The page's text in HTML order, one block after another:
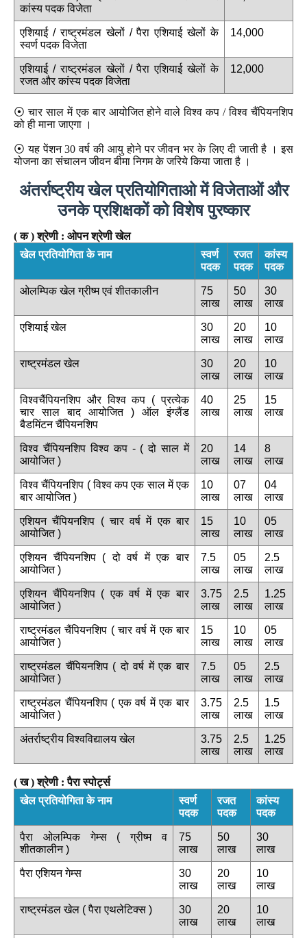
कांस्य पदक विजेता
एशियाई / राष्ट्रमंडल खेलों / पैरा एशियाई खेलों के
स्वर्ण पदक विजेता
14,000
एशियाई / राष्ट्रमंडल खेलों / पैरा एशियाई खेलों के
रजत और कांस्य पदक विजेता
12,000
⦿ चार साल में एक बार आयोजित होने वाले विश्व कप / विश्व चैंपियनशिप
को ही माना जाएगा ।
⦿ यह पेंशन 30 वर्ष की आयु होने पर जीवन भर के लिए दी जाती है । इस
योजना का संचालन जीवन बीमा निगम के जरिये किया जाता है ।
अंतर्राष्ट्रीय खेल प्रतियोगिताओ में विजेताओं और
उनके प्रशिक्षकों को विशेष पुरष्कार
( क ) श्रेणी : ओपन श्रेणी खेल
खेल प्रतियोगिता के नाम
स्वर्ण
पदक
रजत
पदक
कांस्य
पदक
ओलम्पिक खेल ग्रीष्म एवं शीतकालीन
75
लाख
50
लाख
30
लाख
एशियाई खेल
30
लाख
20
लाख
10
लाख
राष्ट्रमंडल खेल
30
लाख
20
लाख
10
लाख
विश्वचैंपियनशिप और विश्व कप ( प्रत्येक
चार साल बाद आयोजित ) ऑल इंग्लैंड
बैडमिंटन चैंपियनशिप
40
लाख
25
लाख
15
लाख
विश्व चैंपियनशिप विश्व कप - ( दो साल में
आयोजित )
20
लाख
14
लाख
8
लाख
विश्व चैंपियनशिप ( विश्व कप एक साल में एक
बार आयोजित )
10
लाख
07
लाख
04
लाख
एशियन चैंपियनशिप ( चार वर्ष में एक बार
आयोजित )
15
लाख
10
लाख
05
लाख
एशियन चैंपियनशिप ( दो वर्ष में एक बार
आयोजित )
7.5
लाख
05
लाख
2.5
लाख
एशियन चैंपियनशिप ( एक वर्ष में एक बार
आयोजित )
3.75
लाख
2.5
लाख
1.25
लाख
राष्ट्रमंडल चैंपियनशिप ( चार वर्ष में एक बार
आयोजित )
15
लाख
10
लाख
05
लाख
राष्ट्रमंडल चैंपियनशिप ( दो वर्ष में एक बार
आयोजित )
7.5
लाख
05
लाख
2.5
लाख
राष्ट्रमंडल चैंपियनशिप ( एक वर्ष में एक बार
आयोजित )
3.75
लाख
2.5
लाख
1.5
लाख
अंतर्राष्ट्रीय विश्वविद्यालय खेल
3.75
लाख
2.5
लाख
1.25
लाख
( ख ) श्रेणी : पैरा स्पोर्ट्स
खेल प्रतियोगिता के नाम
स्वर्ण
पदक
रजत
पदक
कांस्य
पदक
पैरा ओलम्पिक गेम्स ( ग्रीष्म व
शीतकालीन )
75
लाख
50
लाख
30
लाख
पैरा एशियन गेम्स
30
लाख
20
लाख
10
लाख
राष्ट्रमंडल खेल ( पैरा एथलेटिक्स )
30
लाख
20
लाख
10
लाख